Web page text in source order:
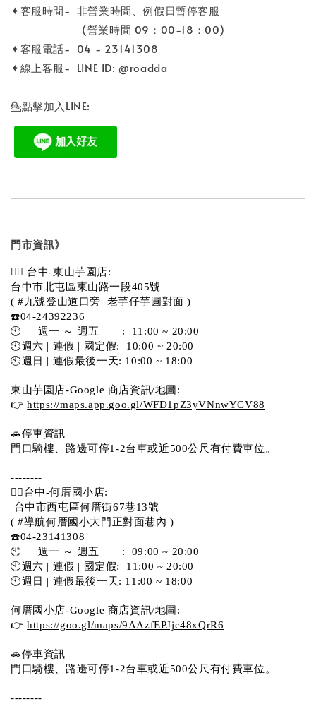
✦客服時間- 非營業時間、例假日暫停客服
(營業時間 09：00-18：00)
✦客服電話- 04 - 23141308
✦線上客服- LINE ID: @roadda
💁點擊加入LINE:
門市資訊》
💁‍♀️ 台中-東山芋園店:
台中市北屯區東山路一段405號
( #九號登山道口旁_老芋仔芋圓對面 )
☎️04-24392236
🕙     週一 ～ 週五       :  11:00 ~ 20:00
🕙週六 | 連假 | 國定假:  10:00 ~ 20:00
🕙週日 | 連假最後一天: 10:00 ~ 18:00
東山芋園店-Google 商店資訊/地圖:
👉 https://maps.app.goo.gl/WFD1pZ3yVNnwYCV88
🚗停車資訊
門口騎樓、路邊可停1-2台車或近500公尺有付費車位。
--------
💁‍♀️台中-何厝國小店:
台中市西屯區何厝街67巷13號
( #導航何厝國小大門正對面巷內 )
☎️04-23141308
🕙     週一 ～ 週五       :  09:00 ~ 20:00
🕙週六 | 連假 | 國定假:  11:00 ~ 20:00
🕙週日 | 連假最後一天: 11:00 ~ 18:00
何厝國小店-Google 商店資訊/地圖:
👉 https://goo.gl/maps/9AAzfEPJjc48xQrR6
🚗停車資訊
門口騎樓、路邊可停1-2台車或近500公尺有付費車位。
--------